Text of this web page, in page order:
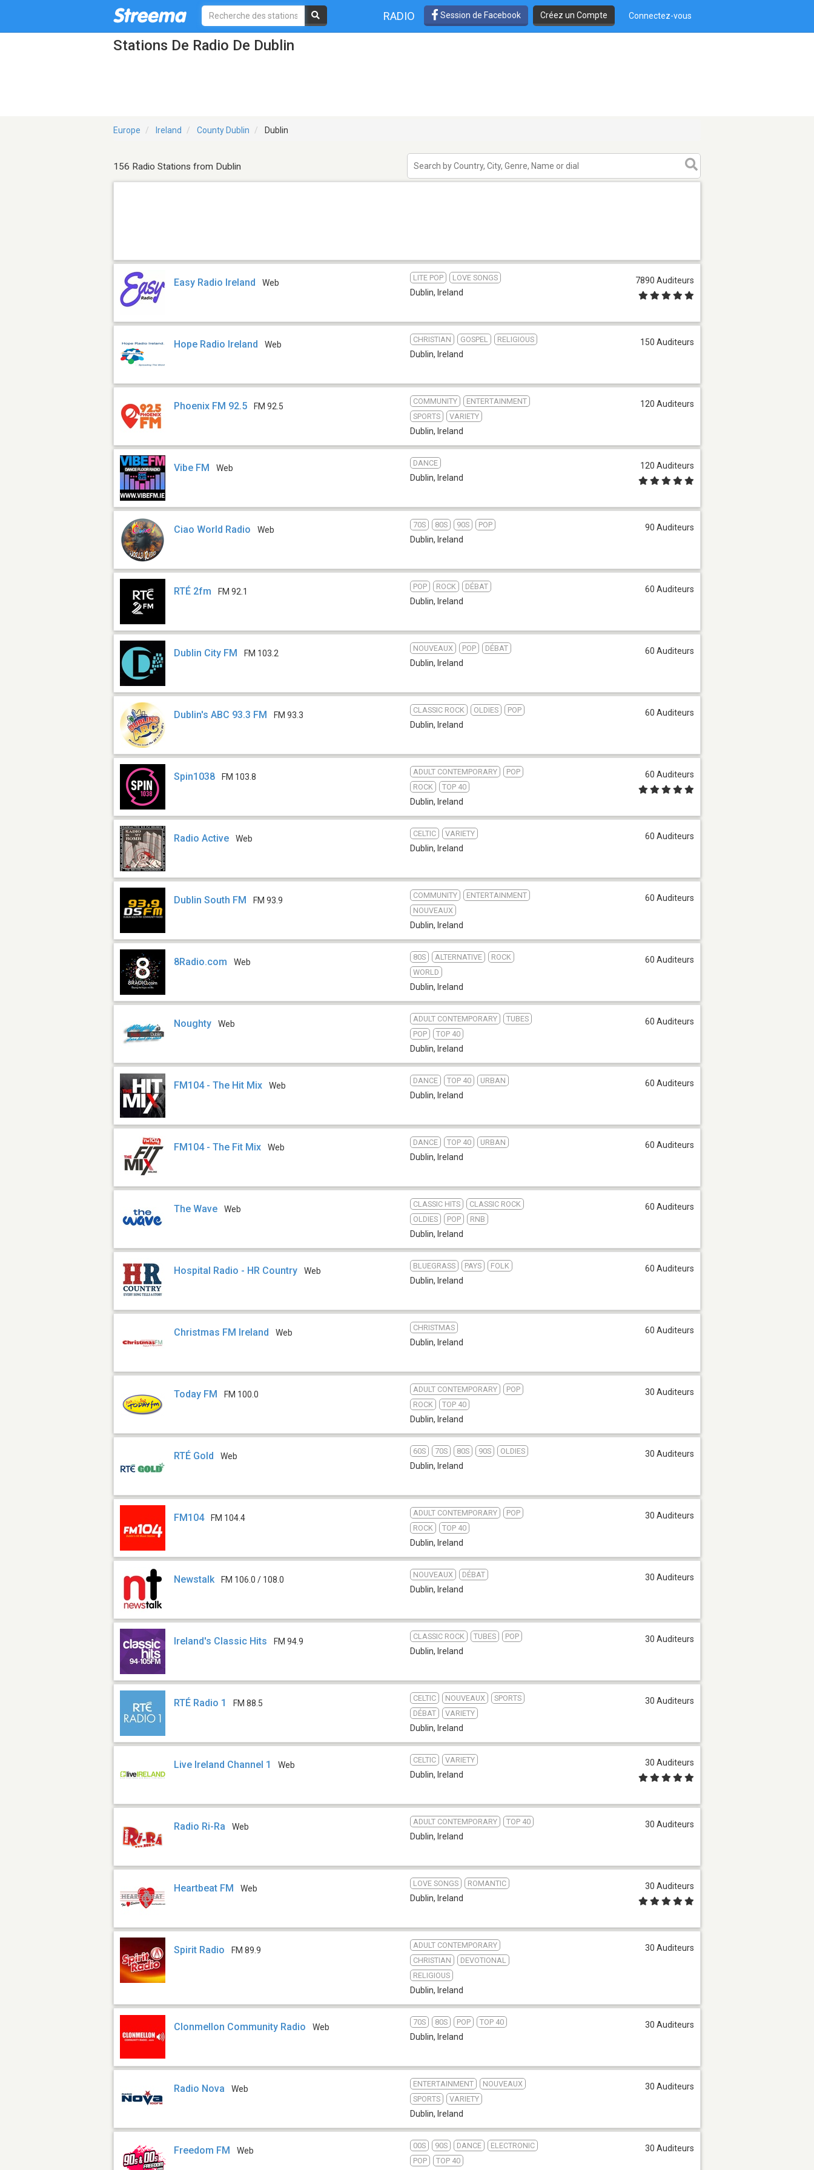
RADIO Session de Facebook Créez un Compte Connectez-vous
Stations De Radio De Dublin
Europe Ireland County Dublin Dublin
156 Radio Stations from Dublin
Easy Radio Ireland Web
LITE POP LOVE SONGS
Dublin, Ireland
7890 Auditeurs
Hope Radio Ireland Web
CHRISTIAN GOSPEL RELIGIOUS
Dublin, Ireland
150 Auditeurs
Phoenix FM 92.5 FM 92.5
COMMUNITY
ENTERTAINMENT
SPORTS
VARIETY
Dublin, Ireland
120 Auditeurs
Vibe FM Web
DANCE
Dublin, Ireland
120 Auditeurs
Ciao World Radio Web
70S 80S 90S POP
Dublin, Ireland
90 Auditeurs
RTÉ 2fm FM 92.1
POP ROCK DÉBAT
Dublin, Ireland
60 Auditeurs
Dublin City FM FM 103.2
NOUVEAUX POP DÉBAT
Dublin, Ireland
60 Auditeurs
Dublin's ABC 93.3 FM FM 93.3
CLASSIC ROCK OLDIES POP
Dublin, Ireland
60 Auditeurs
Spin1038 FM 103.8
ADULT CONTEMPORARY
POP
ROCK
TOP 40
Dublin, Ireland
60 Auditeurs
Radio Active Web
CELTIC VARIETY
Dublin, Ireland
60 Auditeurs
Dublin South FM FM 93.9
COMMUNITY
ENTERTAINMENT
NOUVEAUX
Dublin, Ireland
60 Auditeurs
8Radio.com Web
80S ALTERNATIVE
ROCK
WORLD
Dublin, Ireland
60 Auditeurs
Noughty Web
ADULT CONTEMPORARY
TUBES
POP
TOP 40
Dublin, Ireland
60 Auditeurs
FM104 - The Hit Mix Web
DANCE TOP 40 URBAN
Dublin, Ireland
60 Auditeurs
FM104 - The Fit Mix Web
DANCE TOP 40 URBAN
Dublin, Ireland
60 Auditeurs
The Wave Web
CLASSIC HITS
CLASSIC ROCK
OLDIES
POP RNB
Dublin, Ireland
60 Auditeurs
Hospital Radio - HR Country Web
BLUEGRASS PAYS FOLK
Dublin, Ireland
60 Auditeurs
Christmas FM Ireland Web
CHRISTMAS
Dublin, Ireland
60 Auditeurs
Today FM FM 100.0
ADULT CONTEMPORARY
POP
ROCK
TOP 40
Dublin, Ireland
30 Auditeurs
RTÉ Gold Web
60S 70S 80S 90S OLDIES
Dublin, Ireland
30 Auditeurs
FM104 FM 104.4
ADULT CONTEMPORARY
POP
ROCK
TOP 40
Dublin, Ireland
30 Auditeurs
Newstalk FM 106.0 / 108.0
NOUVEAUX DÉBAT
Dublin, Ireland
30 Auditeurs
Ireland's Classic Hits FM 94.9
CLASSIC ROCK TUBES POP
Dublin, Ireland
30 Auditeurs
RTÉ Radio 1 FM 88.5
CELTIC NOUVEAUX
SPORTS
DÉBAT
VARIETY
Dublin, Ireland
30 Auditeurs
Live Ireland Channel 1 Web
CELTIC VARIETY
Dublin, Ireland
30 Auditeurs
Radio Ri-Ra Web
ADULT CONTEMPORARY TOP 40
Dublin, Ireland
30 Auditeurs
Heartbeat FM Web
LOVE SONGS ROMANTIC
Dublin, Ireland
30 Auditeurs
Spirit Radio FM 89.9
ADULT CONTEMPORARY
CHRISTIAN
DEVOTIONAL
RELIGIOUS
Dublin, Ireland
30 Auditeurs
Clonmellon Community Radio Web
70S 80S POP TOP 40
Dublin, Ireland
30 Auditeurs
Radio Nova Web
ENTERTAINMENT
NOUVEAUX
SPORTS
VARIETY
Dublin, Ireland
30 Auditeurs
Freedom FM Web
00S 90S DANCE
ELECTRONIC
POP
TOP 40
30 Auditeurs